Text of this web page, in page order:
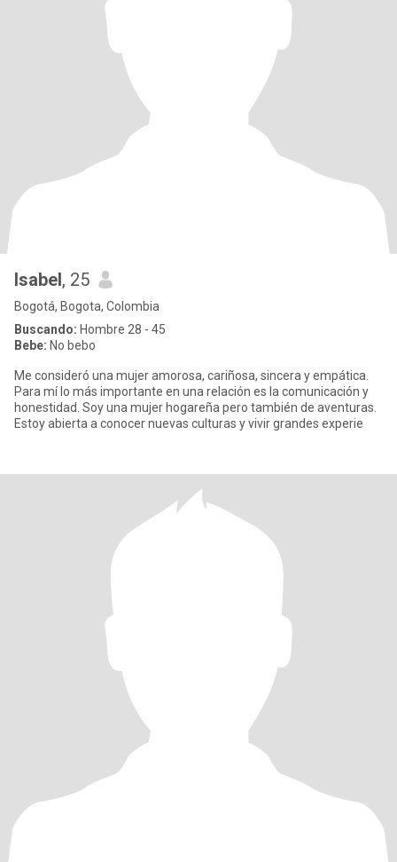
Isabel, 25
Bogotá, Bogota, Colombia
Buscando: Hombre 28 - 45
Bebe: No bebo
Me consideró una mujer amorosa, cariñosa, sincera y empática.
Para mí lo más importante en una relación es la comunicación y
honestidad. Soy una mujer hogareña pero también de aventuras.
Estoy abierta a conocer nuevas culturas y vivir grandes experie